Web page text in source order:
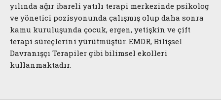
yılında ağır ibareli yatılı terapi merkezinde psikolog
ve yönetici pozisyonunda çalışmış olup daha sonra
kamu kuruluşunda çocuk, ergen, yetişkin ve çift
terapi süreçlerini yürütmüştür. EMDR, Bilişsel
Davranışçı Terapiler gibi bilimsel ekolleri
kullanmaktadır.